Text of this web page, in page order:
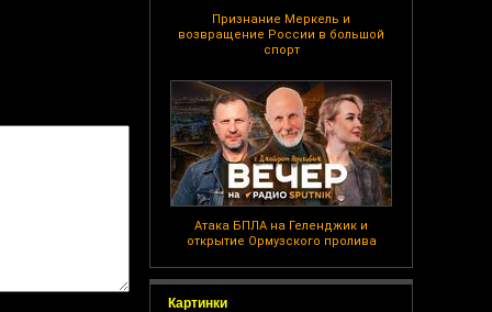
Признание Меркель и
возвращение России в большой
спорт
Атака БПЛА на Геленджик и
открытие Ормузского пролива
Картинки